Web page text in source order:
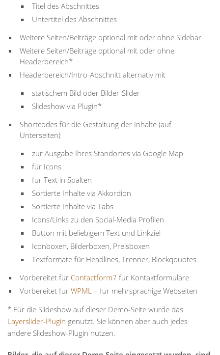
Titel des Abschnittes
Untertitel des Abschnittes
Weitere Seiten/Beiträge optional mit oder ohne Sidebar
Weitere Seiten/Beiträge optional mit oder ohne
Headerbereich*
Headerbereich/Intro-Abschnitt alternativ mit
statischem Bild oder Bilder-Slider
Slideshow via Plugin*
Shortcodes für die Gestaltung der Inhalte (auf
Unterseiten)
zur Ausgabe Ihres Standortes via Google Map
für Icons
für Text in Spalten
Sortierte Inhalte via Akkordion
Sortierte Inhalte via Tabs
Icons/Links zu den Social-Media Profilen
Button mit beliebigem Text und Linkziel
Iconboxen, Bilderboxen, Preisboxen
Textformate für Headlines, Trenner, Blockqouotes
Vorbereitet für Contactform7 für Kontaktformulare
Vorbereitet für WPML – für mehrsprachige Webseiten
* Für die Slideshow auf dieser Demo-Seite wurde das
Layerslider-Plugin genutzt. Sie können aber auch jedes
andere Slideshow-Plugin nutzen.